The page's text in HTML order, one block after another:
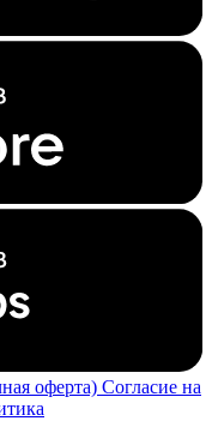
оферта) Согласие на